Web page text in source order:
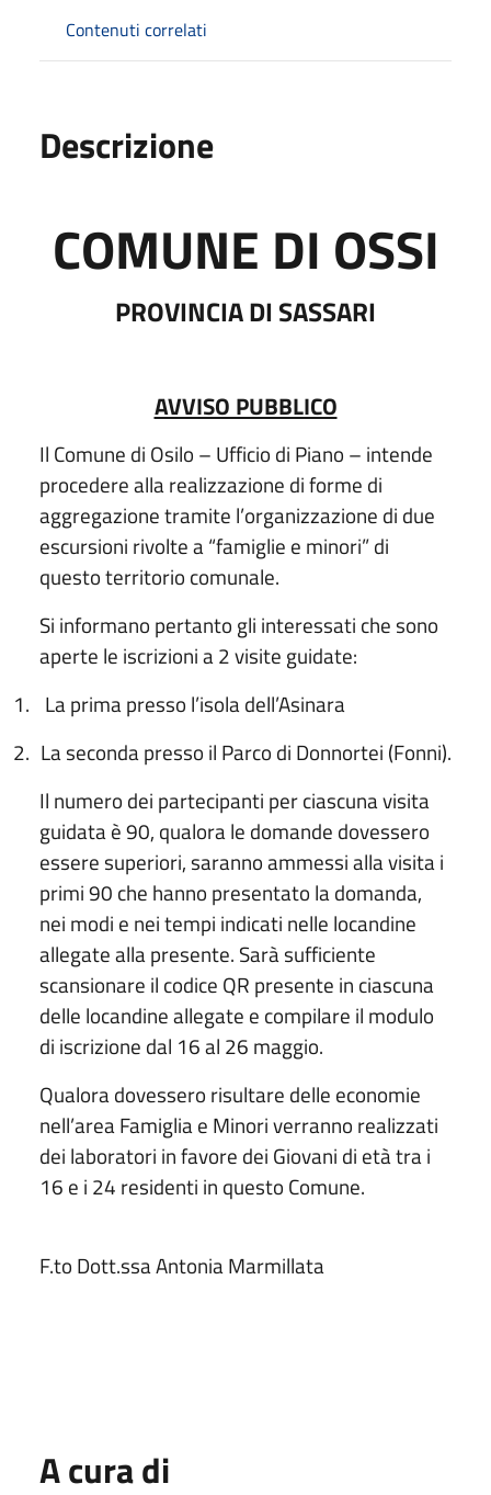
Contenuti correlati
Descrizione
COMUNE DI OSSI
PROVINCIA DI SASSARI
AVVISO PUBBLICO
Il Comune di Osilo – Ufficio di Piano – intende
procedere alla realizzazione di forme di
aggregazione tramite l’organizzazione di due
escursioni rivolte a “famiglie e minori” di
questo territorio comunale.
Si informano pertanto gli interessati che sono
aperte le iscrizioni a 2 visite guidate:
1. La prima presso l’isola dell’Asinara
2. La seconda presso il Parco di Donnortei (Fonni).
Il numero dei partecipanti per ciascuna visita
guidata è 90, qualora le domande dovessero
essere superiori, saranno ammessi alla visita i
primi 90 che hanno presentato la domanda,
nei modi e nei tempi indicati nelle locandine
allegate alla presente. Sarà sufficiente
scansionare il codice QR presente in ciascuna
delle locandine allegate e compilare il modulo
di iscrizione dal 16 al 26 maggio.
Qualora dovessero risultare delle economie
nell’area Famiglia e Minori verranno realizzati
dei laboratori in favore dei Giovani di età tra i
16 e i 24 residenti in questo Comune.
F.to Dott.ssa Antonia Marmillata
A cura di